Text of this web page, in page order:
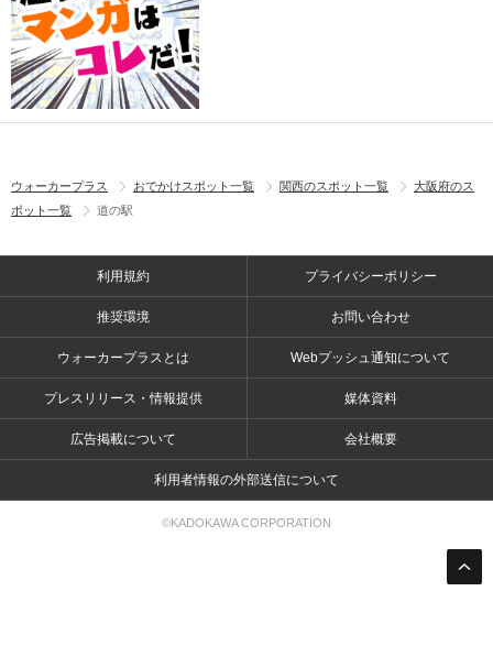
ウォーカープラス おでかけスポット一覧 関西のスポット一覧
大阪府のス
ポット一覧
道の駅
利用規約 プライバシーポリシー
推奨環境 お問い合わせ
ウォーカープラスとは Webプッシュ通知について
プレスリリース・情報提供 媒体資料
広告掲載について 会社概要
利用者情報の外部送信について
©KADOKAWA CORPORATION